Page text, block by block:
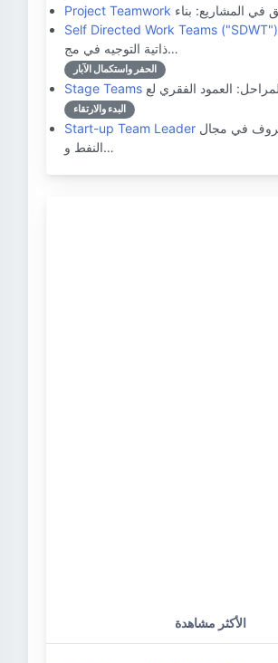
Project Teamwork
Self Directed Work Teams ("SDWT")
ذاتية التوجيه في مج…
الحفر واستكمال الآبار
Stage Teams
البدء والارتقاء
Start-up Team Leader
النفط و…
الأكثر مشاهدة